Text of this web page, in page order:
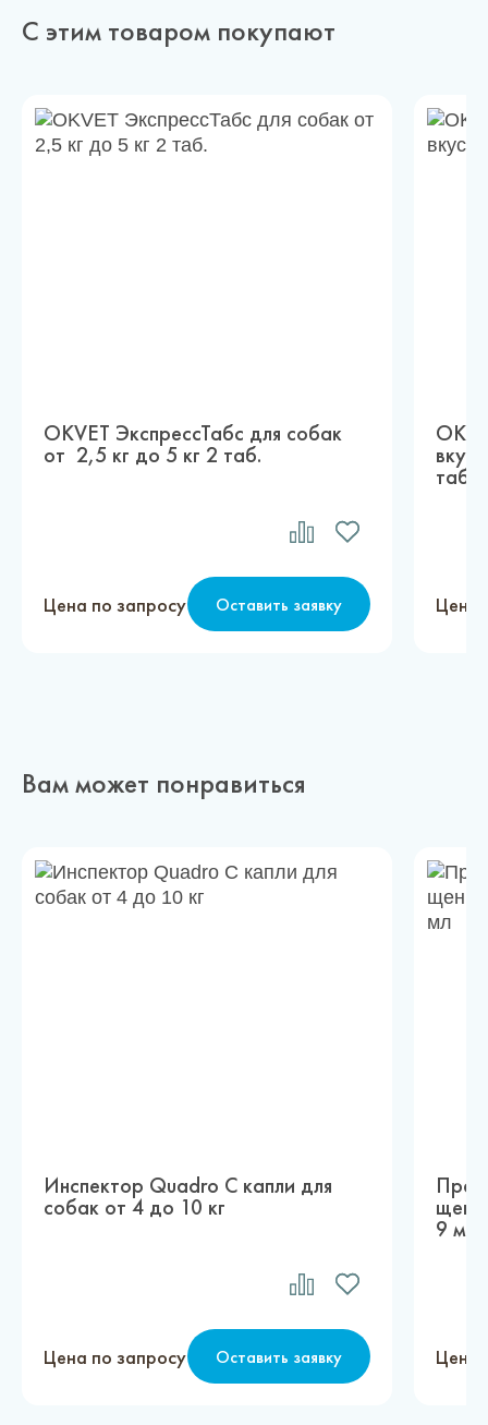
С этим товаром покупают
OKVET ЭкспрессТабс для собак
от 2,5 кг до 5 кг 2 таб.
Цена по запросу Оставить заявку
таб.
Цена
Вам может понравиться
Инспектор Quadro С капли для
собак от 4 до 10 кг
Цена по запросу Оставить заявку
9 мл
Цена